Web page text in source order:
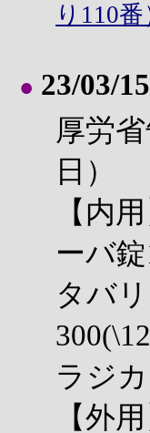
り110番
● 23/03/
厚労
日）
【内
ーバ
タバ
ラジ
【外